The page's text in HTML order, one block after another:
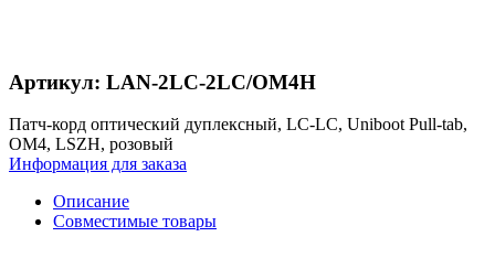
Артикул: LAN-2LC-2LC/OM4H
Патч-корд оптический дуплексный, LC-LC, Uniboot Pull-tab,
OM4, LSZH, розовый
Информация для заказа
Описание
Совместимые товары